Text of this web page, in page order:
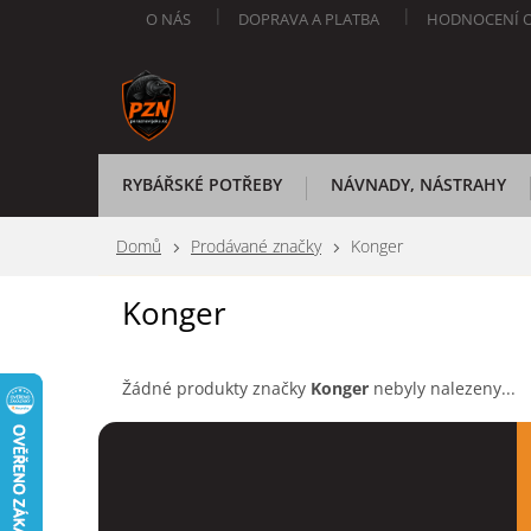
O NÁS DOPRAVA A PLATBA HODNOCENÍ
RYBÁŘSKÉ POTŘEBY NÁVNADY, NÁSTRAHY
Domů Prodávané značky Konger
Konger
Žádné produkty značky Konger nebyly nalezeny...